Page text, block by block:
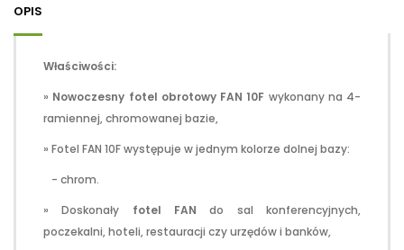
OPIS
Właściwości:
» Nowoczesny fotel obrotowy FAN 10F wykonany na 4-
ramiennej, chromowanej bazie,
» Fotel FAN 10F występuje w jednym kolorze dolnej bazy:
- chrom.
» Doskonały fotel FAN do sal konferencyjnych,
poczekalni, hoteli, restauracji czy urzędów i banków,